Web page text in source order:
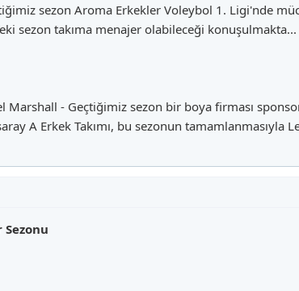
sezon Aroma Erkekler Voleybol 1. Ligi'nde
sezon takıma menajer olabileceği
Marshall - Geçtiğimiz sezon bir boya firması
A Erkek Takımı, bu sezonun